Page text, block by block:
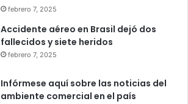
febrero 7, 2025
Accidente aéreo en Brasil dejó dos
fallecidos y siete heridos
febrero 7, 2025
Infórmese aquí sobre las noticias del
ambiente comercial en el país